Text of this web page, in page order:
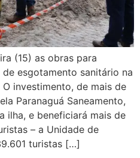
(15) as obras para
esgotamento sanitário na
investimento, de mais de
Paranaguá Saneamento,
ilha, e beneficiará mais de
– a Unidade de
turistas […]